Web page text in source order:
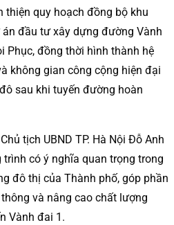
thiện quy hoạch đồng bộ khu
đầu tư xây dựng đường Vành
Phục, đồng thời hình thành hệ
không gian công cộng hiện đại
sau khi tuyến đường hoàn
tịch UBND TP. Hà Nội Đỗ Anh
có ý nghĩa quan trọng trong
đô thị của Thành phố, góp phần
và nâng cao chất lượng
Vành đai 1.